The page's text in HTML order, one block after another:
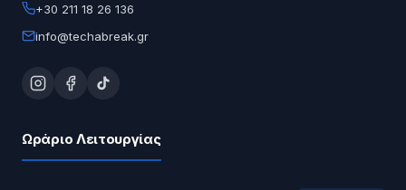
+30 211 18 26 136
info@techabreak.gr
Ωράριο Λειτουργίας